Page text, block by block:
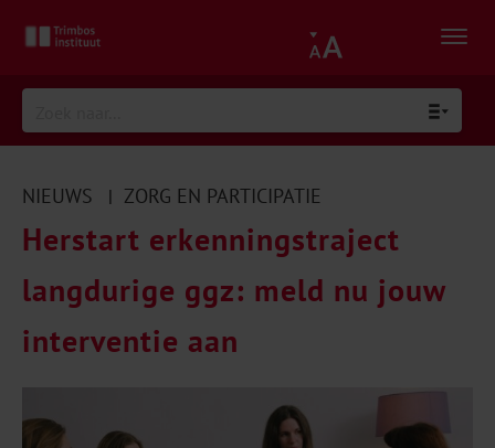
NIEUWS | ZORG EN PARTICIPATIE
Herstart erkenningstraject
langdurige ggz: meld nu jouw
interventie aan